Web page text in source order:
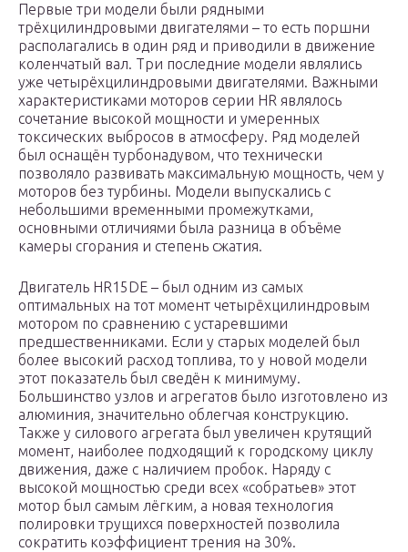
Первые три модели были рядными
трёхцилиндровыми двигателями – то есть поршни
располагались в один ряд и приводили в движение
коленчатый вал. Три последние модели являлись
уже четырёхцилиндровыми двигателями. Важными
характеристиками моторов серии HR являлось
сочетание высокой мощности и умеренных
токсических выбросов в атмосферу. Ряд моделей
был оснащён турбонадувом, что технически
позволяло развивать максимальную мощность, чем у
моторов без турбины. Модели выпускались с
небольшими временными промежутками,
основными отличиями была разница в объёме
камеры сгорания и степень сжатия.
Двигатель HR15DE – был одним из самых
оптимальных на тот момент четырёхцилиндровым
мотором по сравнению с устаревшими
предшественниками. Если у старых моделей был
более высокий расход топлива, то у новой модели
этот показатель был сведён к минимуму.
Большинство узлов и агрегатов было изготовлено из
алюминия, значительно облегчая конструкцию.
Также у силового агрегата был увеличен крутящий
момент, наиболее подходящий к городскому циклу
движения, даже с наличием пробок. Наряду с
высокой мощностью среди всех «собратьев» этот
мотор был самым лёгким, а новая технология
полировки трущихся поверхностей позволила
сократить коэффициент трения на 30%.